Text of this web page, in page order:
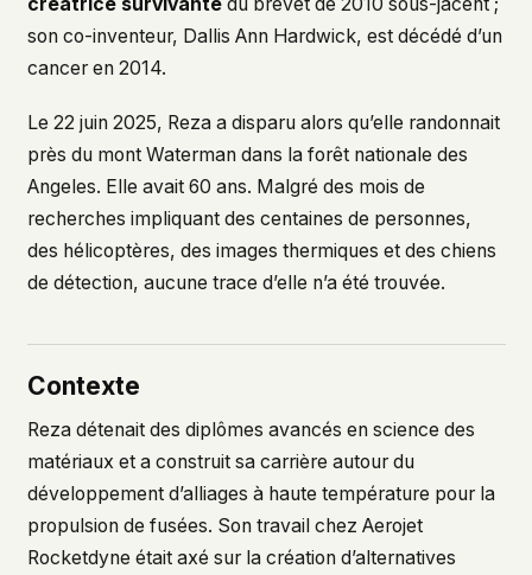
resolves the domain. Standard web server logs
exist on our hosting provider's infrastructure. We
don't use them, but we can't pretend they don't
exist.
If this concerns you, a VPN or Tor will handle it.
We won't judge – we'd do the same.
This isn't a privacy policy written by lawyers to
protect us. It's a promise written by us to protect
party scripts, we'll say so here first – and you
should stop trusting us.
son co-inventeur, Dallis Ann Hardwick, est décédé d’un
cancer en 2014.
Le 22 juin 2025, Reza a disparu alors qu’elle randonnait
près du mont Waterman dans la forêt nationale des
Angeles. Elle avait 60 ans. Malgré des mois de
recherches impliquant des centaines de personnes,
des hélicoptères, des images thermiques et des chiens
de détection, aucune trace d’elle n’a été trouvée.
Contexte
Reza détenait des diplômes avancés en science des
matériaux et a construit sa carrière autour du
développement d’alliages à haute température pour la
propulsion de fusées. Son travail chez Aerojet
Rocketdyne était axé sur la création d’alternatives